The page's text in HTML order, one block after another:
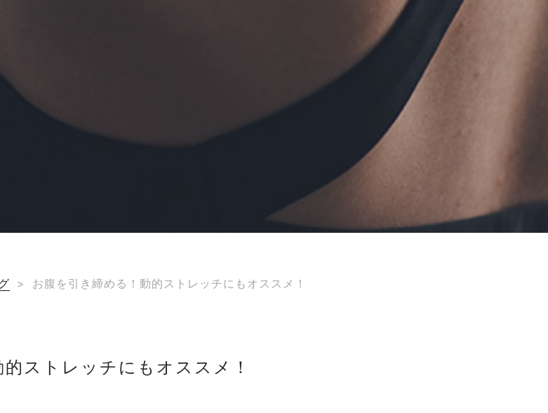
> お腹を引き締める！動的ストレッチにもオススメ！
ストレッチにもオススメ！